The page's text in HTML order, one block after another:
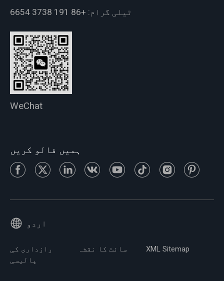
ٹیلی گرام: +86 191 3738 6654
WeChat
ہمیں فالو کریں
اردو
رازداری کی
پالیسی
سائٹ کا نقشہ XML Sitemap